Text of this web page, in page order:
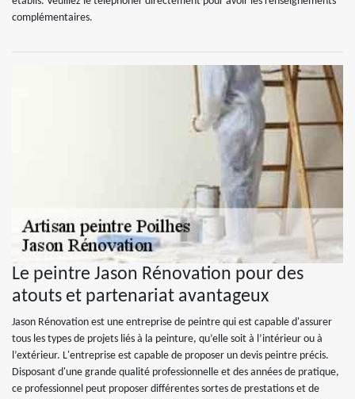
complémentaires.
Le peintre Jason Rénovation pour des
atouts et partenariat avantageux
Jason Rénovation est une entreprise de peintre qui est capable d'assurer
tous les types de projets liés à la peinture, qu’elle soit à l’intérieur ou à
l’extérieur. L'entreprise est capable de proposer un devis peintre précis.
Disposant d'une grande qualité professionnelle et des années de pratique,
ce professionnel peut proposer différentes sortes de prestations et de